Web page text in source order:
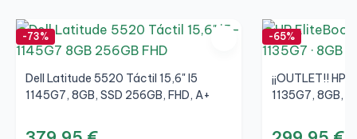
-73%
Dell Latitude 5520 Táctil 15,6" I5
1145G7, 8GB, SSD 256GB, FHD, A+
-65%
¡¡OUTLET!! HP
1135G7, 8GB,